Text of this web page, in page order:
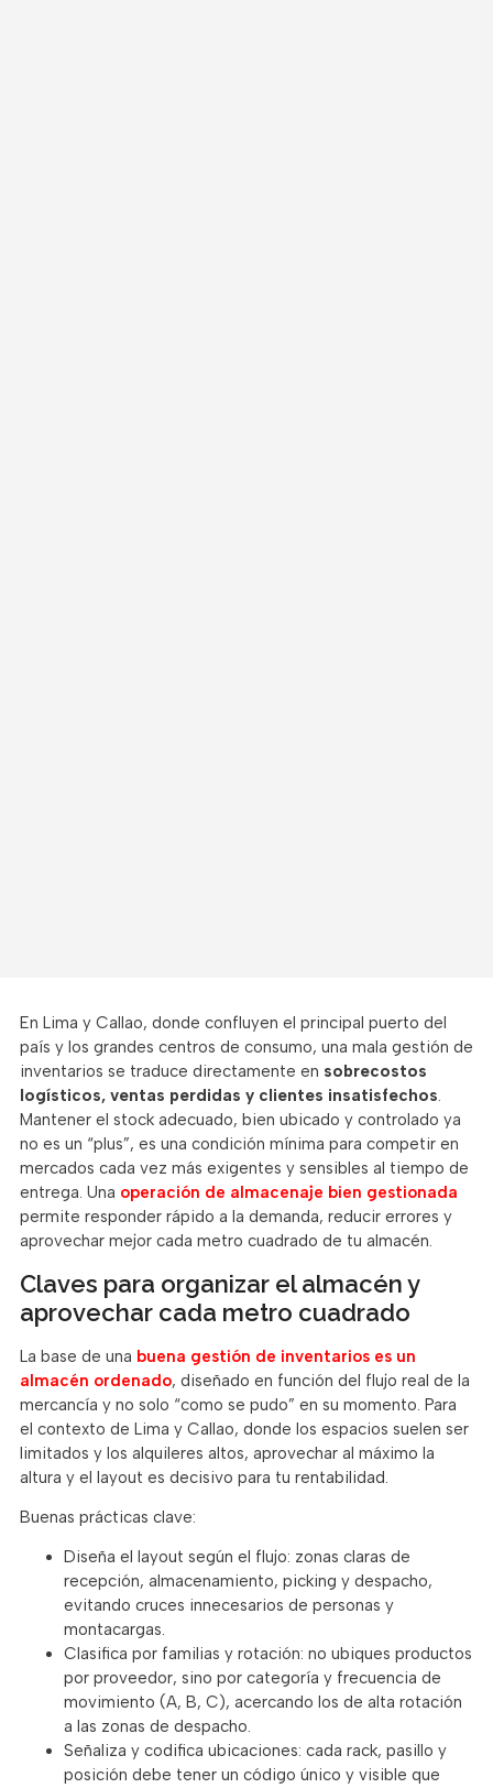
En Lima y Callao, donde confluyen el principal puerto del
país y los grandes centros de consumo, una mala gestión de
inventarios se traduce directamente en sobrecostos
logísticos, ventas perdidas y clientes insatisfechos.
Mantener el stock adecuado, bien ubicado y controlado ya
no es un “plus”, es una condición mínima para competir en
mercados cada vez más exigentes y sensibles al tiempo de
entrega. Una operación de almacenaje bien gestionada
permite responder rápido a la demanda, reducir errores y
aprovechar mejor cada metro cuadrado de tu almacén.
Claves para organizar el almacén y
aprovechar cada metro cuadrado
La base de una buena gestión de inventarios es un
almacén ordenado, diseñado en función del flujo real de la
mercancía y no solo “como se pudo” en su momento. Para
el contexto de Lima y Callao, donde los espacios suelen ser
limitados y los alquileres altos, aprovechar al máximo la
altura y el layout es decisivo para tu rentabilidad.
Buenas prácticas clave:
Diseña el layout según el flujo: zonas claras de
recepción, almacenamiento, picking y despacho,
evitando cruces innecesarios de personas y
montacargas.
Clasifica por familias y rotación: no ubiques productos
por proveedor, sino por categoría y frecuencia de
movimiento (A, B, C), acercando los de alta rotación
a las zonas de despacho.
Señaliza y codifica ubicaciones: cada rack, pasillo y
posición debe tener un código único y visible que